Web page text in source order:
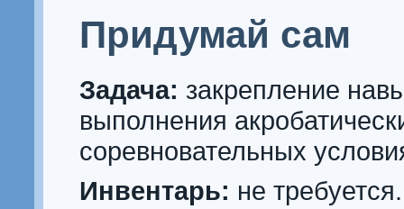
Придумай сам
Задача: закрепление
выполнения
соревновательных
Инвентарь: не требуется.